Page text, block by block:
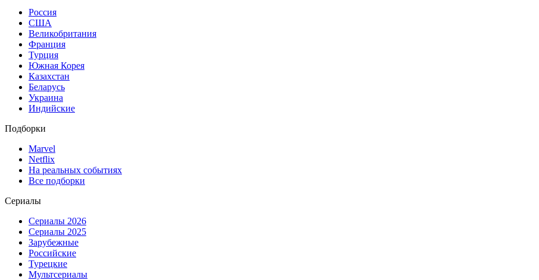
Россия
США
Великобритания
Франция
Турция
Южная Корея
Казахстан
Беларусь
Украина
Индийские
Подборки
Marvel
Netflix
На реальных событиях
Все подборки
Сериалы
Сериалы 2026
Сериалы 2025
Зарубежные
Российские
Турецкие
Мультсериалы